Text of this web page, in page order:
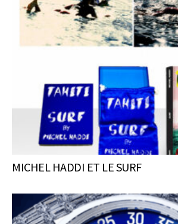
MICHEL HADDI ET LE SURF